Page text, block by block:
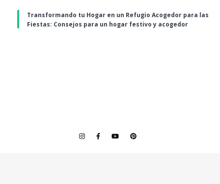
Transformando tu Hogar en un Refugio Acogedor para las
Fiestas: Consejos para un hogar festivo y acogedor